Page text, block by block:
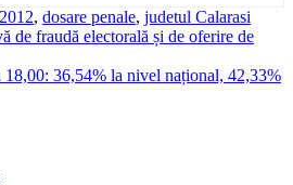
, dosare penale, judetul Calarasi
de fraudă electorală și de oferire de
18,00: 36,54% la nivel național, 42,33%